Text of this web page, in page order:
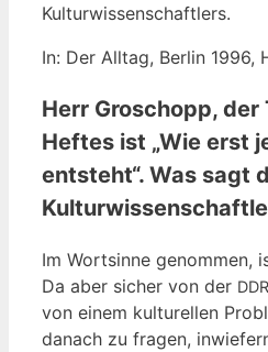
Kulturwissenschaftlers.
In: Der All­tag, Ber­lin 1996,
Herr Groschopp, der
Heftes ist „Wie erst
entsteht“. Was sagt
Im Wort­sin­ne genom­men,
Da aber sicher von der DDR
von einem kul­tu­rel­len
danach zu fra­gen,